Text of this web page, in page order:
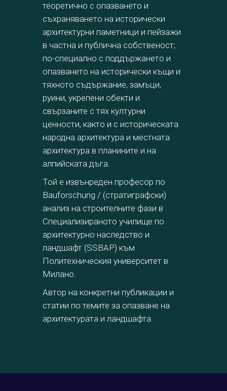
теоретично с опазването и
съхраняването на исторически
архитектурни паметници и пейзажи
в частна и публична собственост;
по-специално с поддържането и
опазването на исторически къщи и
тяхното съдържание, замъци,
руини, укрепени обекти и
свързаните с тях културни
ценности, както и с историческата
народна архитектура и местната
архитектура в планините и на
алпийската дъга.
Той е извънреден професор по
Bauforschung / (стратиграфски)
анализ на строителните фази в
Специализираното училище по
архитектурно наследство и
ландшафт (SSBAP) към
Политехническия университет в
Милано.
Автор на конкретни публикации и
статии по темите за опазване на
архитектурата и ландшафта.